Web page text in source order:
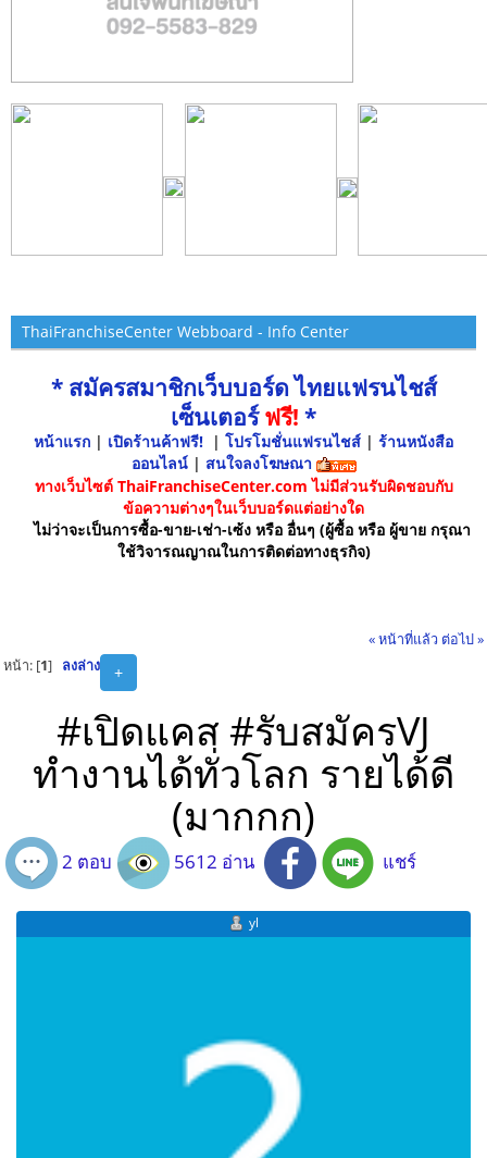
ThaiFranchiseCenter Webboard - Info Center
* สมัครสมาชิกเว็บบอร์ด ไทยแฟรนไชส์
เซ็นเตอร์ฟรี! *
หน้าแรก | เปิดร้านค้าฟรี! | โปรโมชั่นแฟรนไชส์ | ร้านหนังสือ
ออนไลน์ | สนใจลงโฆษณา
ทางเว็บไซต์ ThaiFranchiseCenter.com ไม่มีส่วนรับผิดชอบกับ
ข้อความต่างๆในเว็บบอร์ดแต่อย่างใด
ไม่ว่าจะเป็นการซื้อ-ขาย-เช่า-เซ้ง หรือ อื่นๆ (ผู้ซื้อ หรือ ผู้ขาย กรุณา
ใช้วิจารณญาณในการติดต่อทางธุรกิจ)
« หน้าที่แล้ว ต่อไป »
+
หน้า: [1] ลงล่าง
#เปิดแคส #รับสมัครVJ
ทำงานได้ทั่วโลก รายได้ดี
(มากกก)
2 ตอบ 5612 อ่าน แชร์
yl